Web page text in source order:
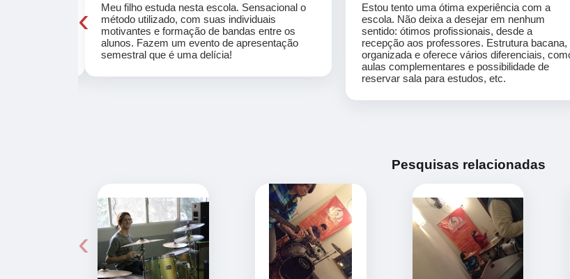
Meu filho estuda nesta escola. Sensacional o
método utilizado, com suas individuais
motivantes e formação de bandas entre os
alunos. Fazem um evento de apresentação
semestral que é uma delícia!
Estou tento uma ótima experiência com a
escola. Não deixa a desejar em nenhum
sentido: ótimos profissionais, desde a
recepção aos professores. Estrutura bacana,
organizada e oferece vários diferenciais,
aulas complementares e possibilidade de
reservar sala para estudos, etc.
‹
Pesquisas relacionadas
‹